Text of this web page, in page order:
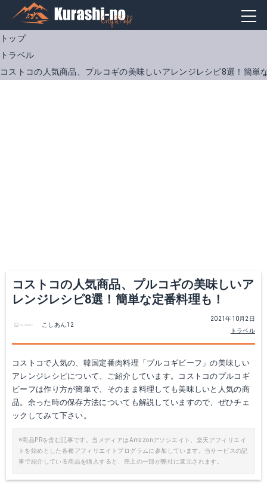
トップ
トラベル
コストコの人気商品、プルコギの美味しいアレンジレシピ8選！簡単
コストコの人気商品、プルコギの美味しいア
レンジレシピ8選！簡単な定番料理も！
2021年10月2日
トラベル
こしあん12
コストコで人気の、韓国定番肉料理「プルコギビーフ」の美味しい
アレンジレシピについて、ご紹介しています。コストコのプルコギ
ビーフは作り方が簡単で、そのまま料理しても美味しいと人気の商
品。余った時の保存方法についても解説していますので、ぜひチェ
ックしてみて下さい。
※商品PRを含む記事です。当メディアはAmazonアソシエイト、楽天アフィリエイ
トを始めとした各種アフィリエイトプログラムに参加しています。当サービスの記
事で紹介している商品を購入すると、売上の一部が弊社に還元されます。